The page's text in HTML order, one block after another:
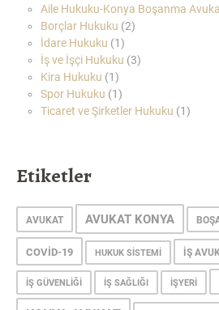
Aile Hukuku-Konya Boşanma
Borçlar Hukuku (2)
İdare Hukuku (1)
İş ve İşçi Hukuku (3)
Kira Hukuku (1)
Spor Hukuku (1)
Ticaret ve Şirketler Hukuku (1)
Etiketler
AVUKAT AVUKAT KONYA
COVID-19 HUKUK SISTEMI IŞ
IŞ GÜVENLIĞI IŞ SAĞLIĞI IŞYERI